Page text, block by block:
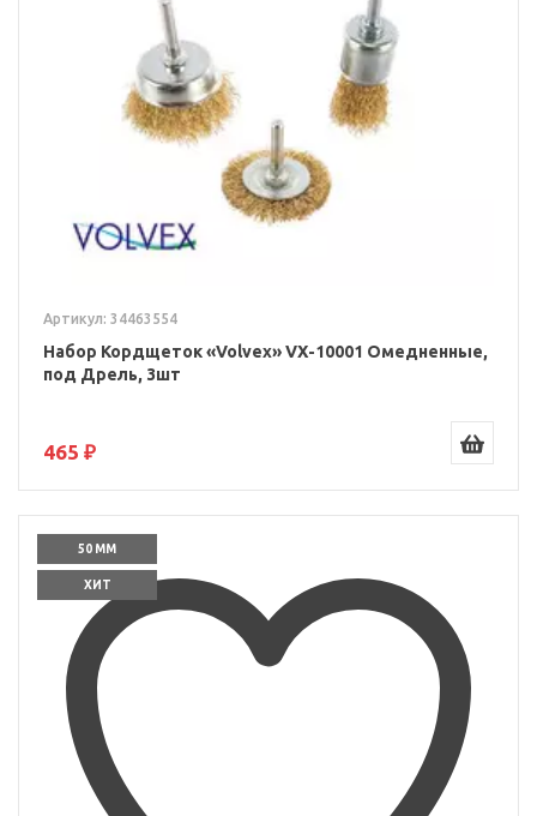
Артикул: 34463554
Набор Кордщеток «Volvex» VX-10001 Омедненные,
под Дрель, 3шт
465 ₽
50 ММ
ХИТ